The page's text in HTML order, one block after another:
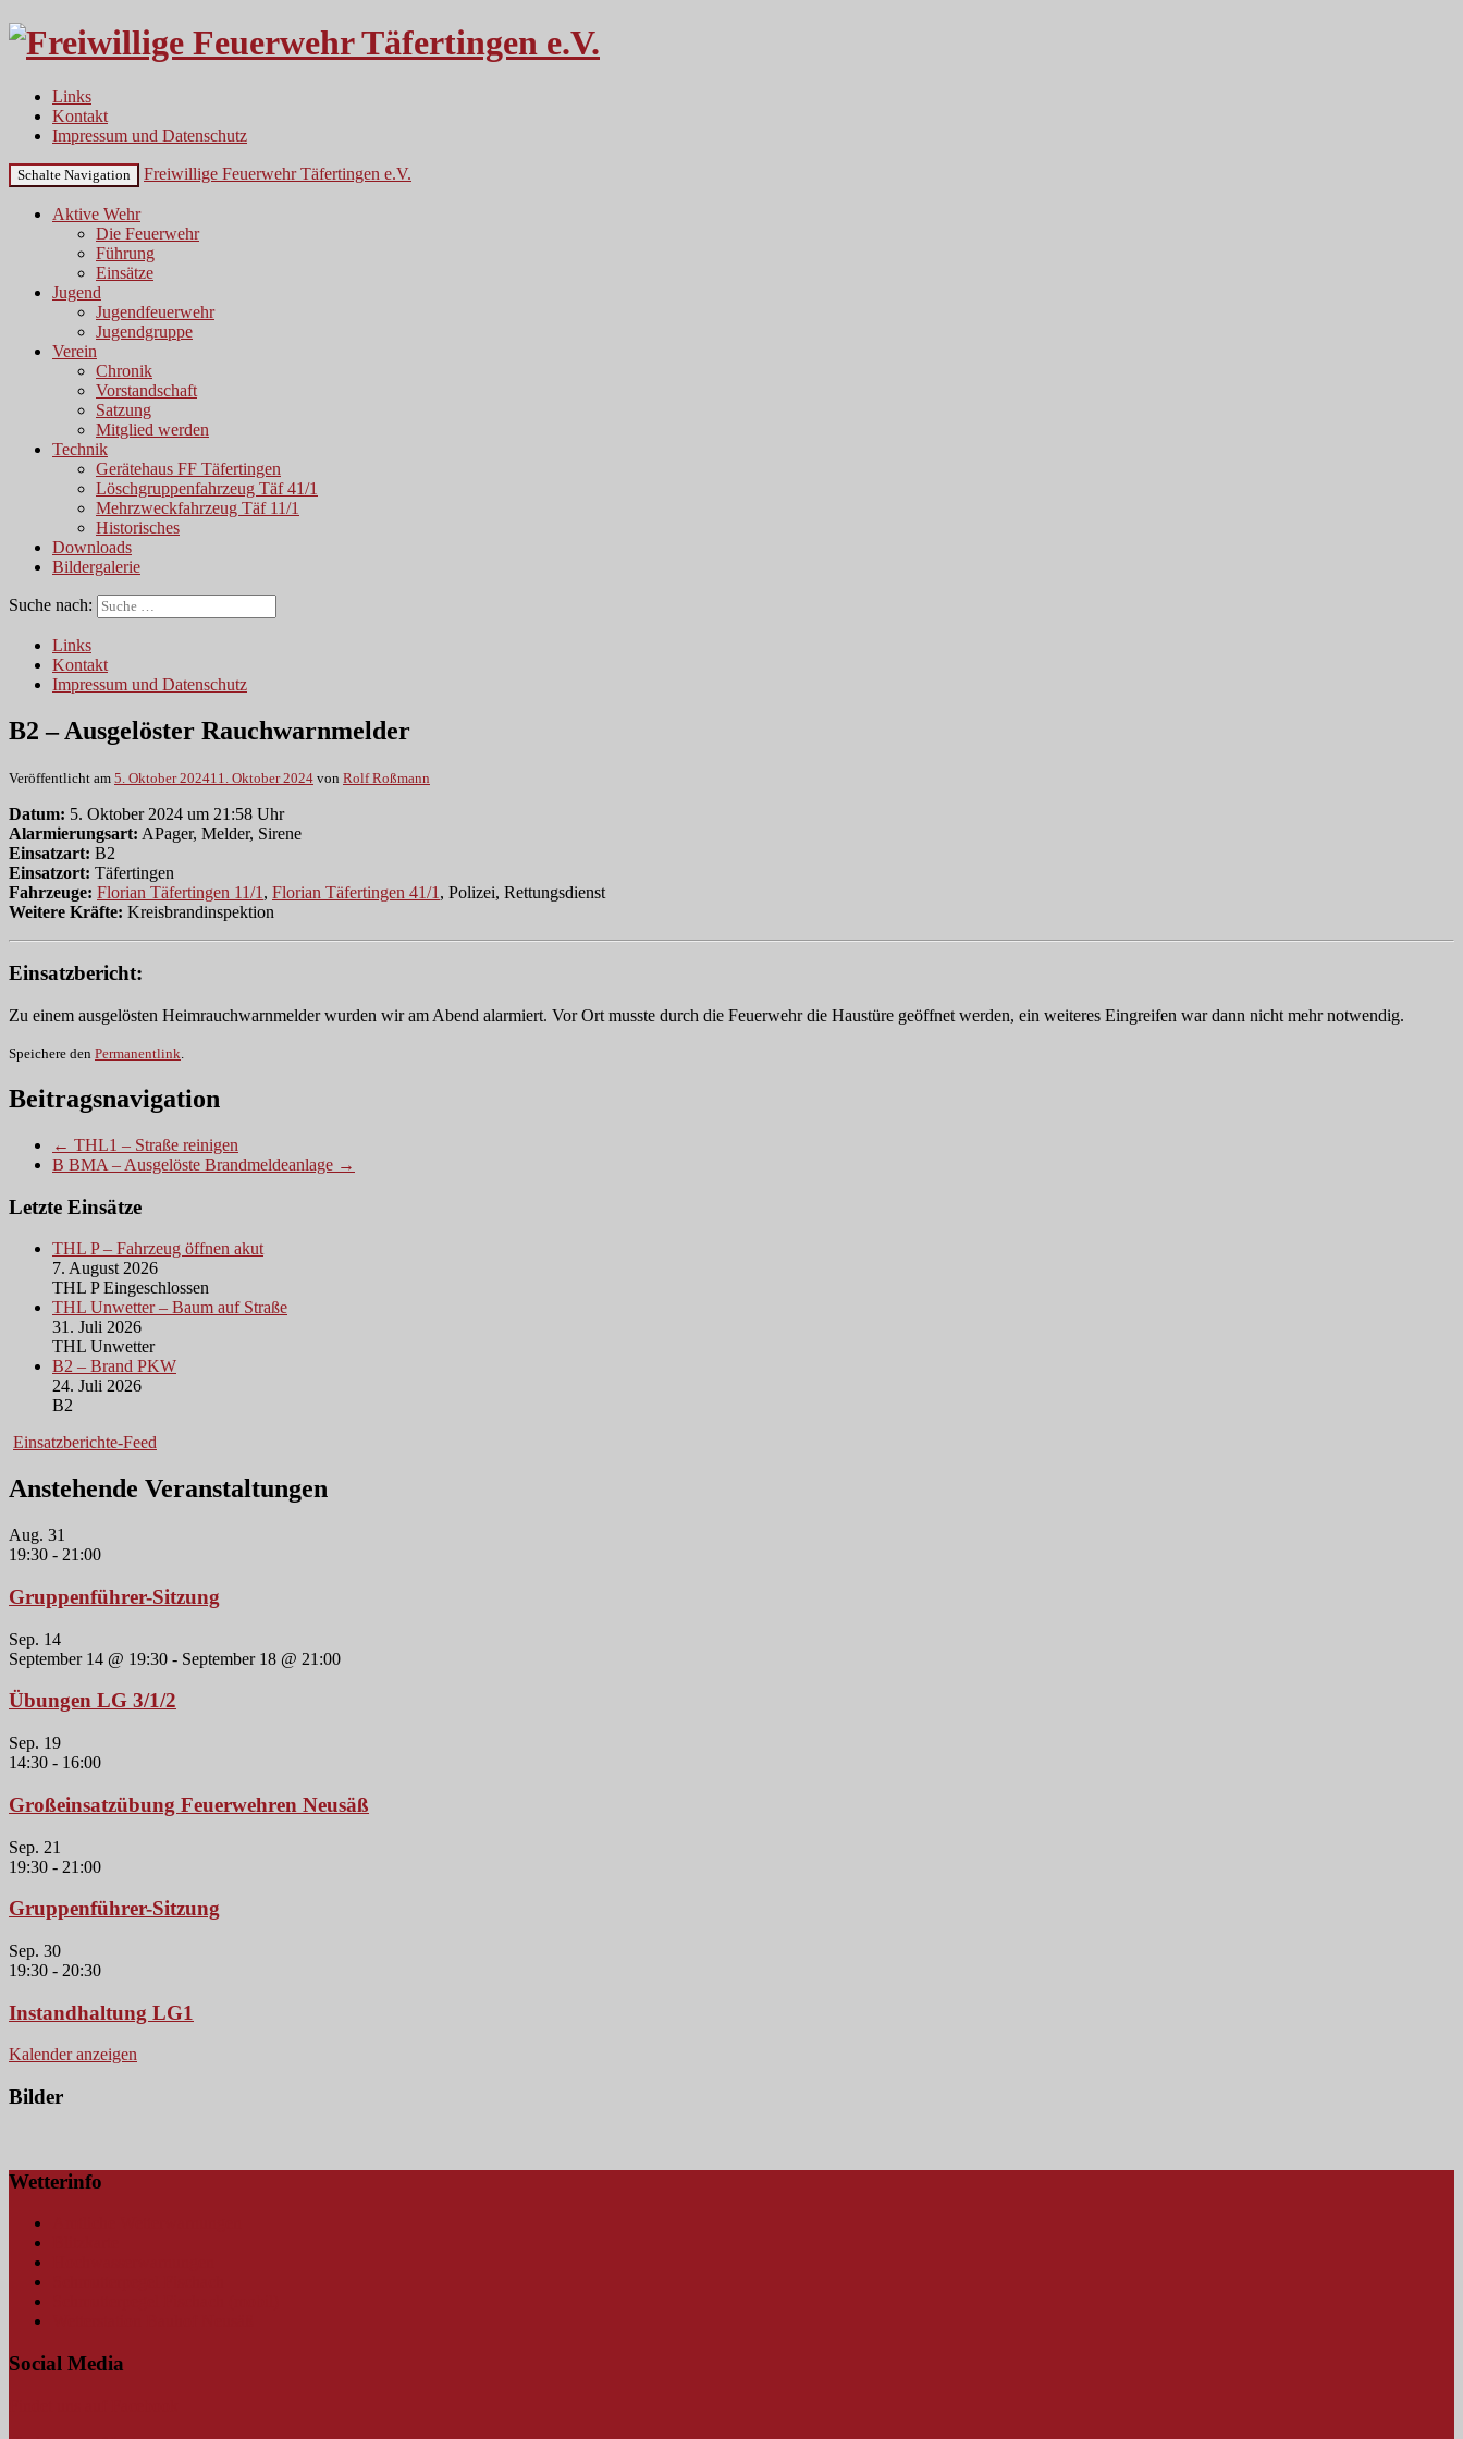
Links
Kontakt
Impressum und Datenschutz
Schalte Navigation Freiwillige Feuerwehr Täfertingen e.V.
Aktive Wehr
Die Feuerwehr
Führung
Einsätze
Jugend
Jugendfeuerwehr
Jugendgruppe
Verein
Chronik
Vorstandschaft
Satzung
Mitglied werden
Technik
Gerätehaus FF Täfertingen
Löschgruppenfahrzeug Täf 41/1
Mehrzweckfahrzeug Täf 11/1
Historisches
Downloads
Bildergalerie
Suche nach:
Links
Kontakt
Impressum und Datenschutz
B2 – Ausgelöster Rauchwarnmelder
Veröffentlicht am 5. Oktober 202411. Oktober 2024 von Rolf Roßmann
Datum: 5. Oktober 2024 um 21:58 Uhr
Alarmierungsart: APager, Melder, Sirene
Einsatzart: B2
Einsatzort: Täfertingen
Fahrzeuge: Florian Täfertingen 11/1 , Florian Täfertingen 41/1 , Polizei, Rettungsdienst
Weitere Kräfte: Kreisbrandinspektion
Einsatzbericht:
Zu einem ausgelösten Heimrauchwarnmelder wurden wir am Abend alarmiert. Vor Ort musste durch die Feuerwehr die Haustüre geöffnet werden, ein weiteres Eingreifen war dann nicht mehr notwendig.
Speichere den Permanentlink.
Beitragsnavigation
← THL1 – Straße reinigen
B BMA – Ausgelöste Brandmeldeanlage →
Letzte Einsätze
THL P – Fahrzeug öffnen akut
7. August 2026
THL P Eingeschlossen
THL Unwetter – Baum auf Straße
31. Juli 2026
THL Unwetter
B2 – Brand PKW
24. Juli 2026
B2
Einsatzberichte-Feed
Anstehende Veranstaltungen
Aug. 31
19:30 - 21:00
Gruppenführer-Sitzung
Sep. 14
September 14 @ 19:30 - September 18 @ 21:00
Übungen LG 3/1/2
Sep. 19
14:30 - 16:00
Großeinsatzübung Feuerwehren Neusäß
Sep. 21
19:30 - 21:00
Gruppenführer-Sitzung
Sep. 30
19:30 - 20:30
Instandhaltung LG1
Kalender anzeigen
Bilder
Wetterinfo
Social Media